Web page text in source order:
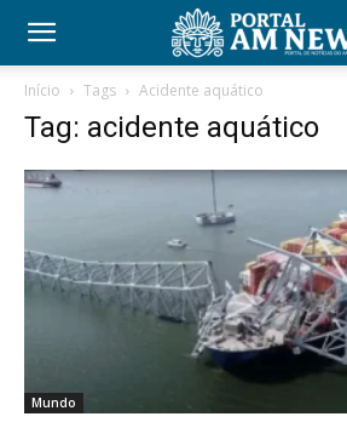
Início Tags Acidente aquático
Tag: acidente aquático
Mundo